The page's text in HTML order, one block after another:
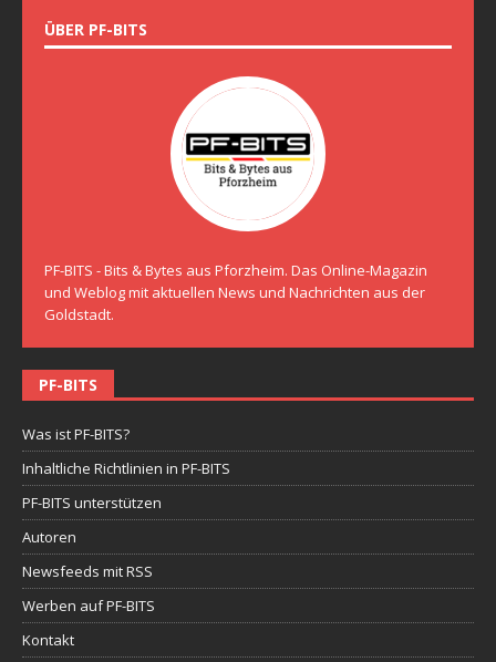
ÜBER PF-BITS
PF-BITS - Bits & Bytes aus Pforzheim. Das Online-Magazin
und Weblog mit aktuellen News und Nachrichten aus der
Goldstadt.
PF-BITS
Was ist PF-BITS?
Inhaltliche Richtlinien in PF-BITS
PF-BITS unterstützen
Autoren
Newsfeeds mit RSS
Werben auf PF-BITS
Kontakt